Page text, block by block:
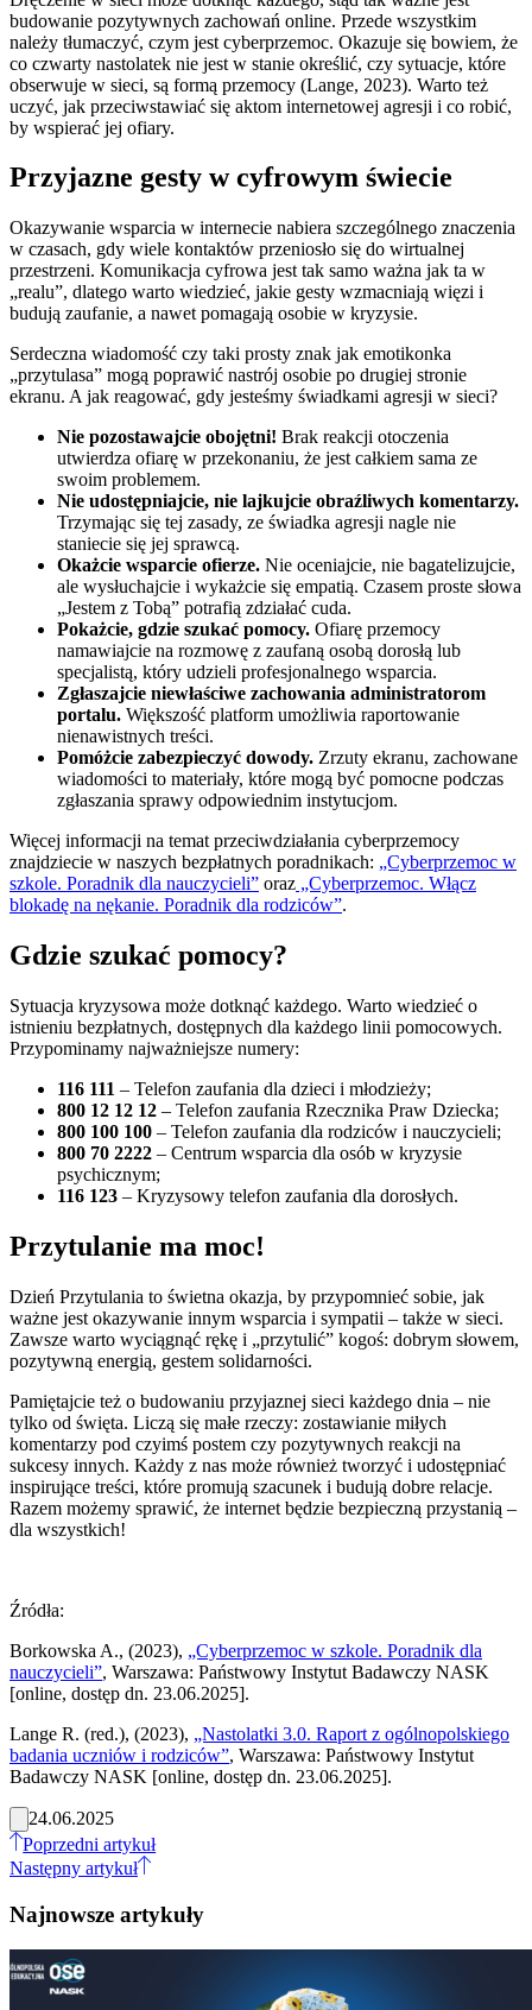
budowanie pozytywnych zachowań online. Przede wszystkim
należy tłumaczyć, czym jest cyberprzemoc. Okazuje się bowiem, że
co czwarty nastolatek nie jest w stanie określić, czy sytuacje, które
obserwuje w sieci, są formą przemocy (Lange, 2023). Warto też
uczyć, jak przeciwstawiać się aktom internetowej agresji i co robić,
by wspierać jej ofiary.
Przyjazne gesty w cyfrowym świecie
Okazywanie wsparcia w internecie nabiera szczególnego znaczenia
w czasach, gdy wiele kontaktów przeniosło się do wirtualnej
przestrzeni. Komunikacja cyfrowa jest tak samo ważna jak ta w
„realu”, dlatego warto wiedzieć, jakie gesty wzmacniają więzi i
budują zaufanie, a nawet pomagają osobie w kryzysie.
Serdeczna wiadomość czy taki prosty znak jak emotikonka
„przytulasa” mogą poprawić nastrój osobie po drugiej stronie
ekranu. A jak reagować, gdy jesteśmy świadkami agresji w sieci?
Nie pozostawajcie obojętni! Brak reakcji otoczenia
utwierdza ofiarę w przekonaniu, że jest całkiem sama ze
swoim problemem.
Nie udostępniajcie, nie lajkujcie obraźliwych komentarzy.
Trzymając się tej zasady, ze świadka agresji nagle nie
staniecie się jej sprawcą.
Okażcie wsparcie ofierze. Nie oceniajcie, nie bagatelizujcie,
ale wysłuchajcie i wykażcie się empatią. Czasem proste słowa
„Jestem z Tobą” potrafią zdziałać cuda.
Pokażcie, gdzie szukać pomocy. Ofiarę przemocy
namawiajcie na rozmowę z zaufaną osobą dorosłą lub
specjalistą, który udzieli profesjonalnego wsparcia.
Zgłaszajcie niewłaściwe zachowania administratorom
portalu. Większość platform umożliwia raportowanie
nienawistnych treści.
Pomóżcie zabezpieczyć dowody. Zrzuty ekranu, zachowane
wiadomości to materiały, które mogą być pomocne podczas
zgłaszania sprawy odpowiednim instytucjom.
Więcej informacji na temat przeciwdziałania cyberprzemocy
znajdziecie w naszych bezpłatnych poradnikach: „Cyberprzemoc w
szkole. Poradnik dla nauczycieli” oraz „Cyberprzemoc. Włącz
blokadę na nękanie. Poradnik dla rodziców”.
Gdzie szukać pomocy?
Sytuacja kryzysowa może dotknąć każdego. Warto wiedzieć o
istnieniu bezpłatnych, dostępnych dla każdego linii pomocowych.
Przypominamy najważniejsze numery:
116 111 – Telefon zaufania dla dzieci i młodzieży;
800 12 12 12 – Telefon zaufania Rzecznika Praw Dziecka;
800 100 100 – Telefon zaufania dla rodziców i nauczycieli;
800 70 2222 – Centrum wsparcia dla osób w kryzysie
psychicznym;
116 123 – Kryzysowy telefon zaufania dla dorosłych.
Przytulanie ma moc!
Dzień Przytulania to świetna okazja, by przypomnieć sobie, jak
ważne jest okazywanie innym wsparcia i sympatii – także w sieci.
Zawsze warto wyciągnąć rękę i „przytulić” kogoś: dobrym słowem,
pozytywną energią, gestem solidarności.
Pamiętajcie też o budowaniu przyjaznej sieci każdego dnia – nie
tylko od święta. Liczą się małe rzeczy: zostawianie miłych
komentarzy pod czyimś postem czy pozytywnych reakcji na
sukcesy innych. Każdy z nas może również tworzyć i udostępniać
inspirujące treści, które promują szacunek i budują dobre relacje.
Razem możemy sprawić, że internet będzie bezpieczną przystanią –
dla wszystkich!
Źródła:
Borkowska A., (2023), „Cyberprzemoc w szkole. Poradnik dla
nauczycieli”, Warszawa: Państwowy Instytut Badawczy NASK
[online, dostęp dn. 23.06.2025].
Lange R. (red.), (2023), „Nastolatki 3.0. Raport z ogólnopolskiego
badania uczniów i rodziców”, Warszawa: Państwowy Instytut
Badawczy NASK [online, dostęp dn. 23.06.2025].
24.06.2025
Poprzedni artykuł
Następny artykuł
Najnowsze artykuły